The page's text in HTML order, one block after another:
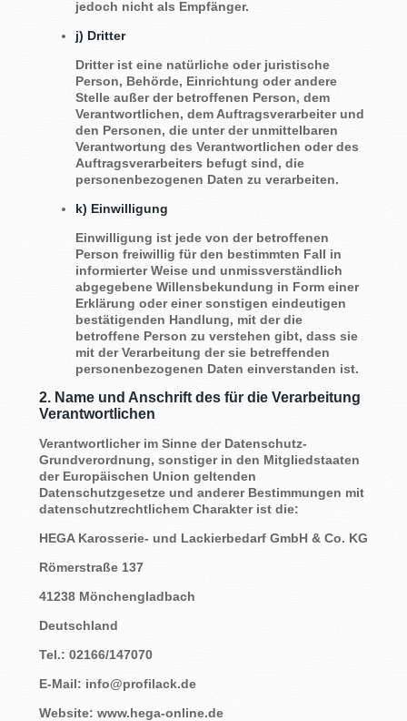
jedoch nicht als Empfänger.
j) Dritter
Dritter ist eine natürliche oder juristische
Person, Behörde, Einrichtung oder andere
Stelle außer der betroffenen Person, dem
Verantwortlichen, dem Auftragsverarbeiter und
den Personen, die unter der unmittelbaren
Verantwortung des Verantwortlichen oder des
Auftragsverarbeiters befugt sind, die
personenbezogenen Daten zu verarbeiten.
k) Einwilligung
Einwilligung ist jede von der betroffenen
Person freiwillig für den bestimmten Fall in
informierter Weise und unmissverständlich
abgegebene Willensbekundung in Form einer
Erklärung oder einer sonstigen eindeutigen
bestätigenden Handlung, mit der die
betroffene Person zu verstehen gibt, dass sie
mit der Verarbeitung der sie betreffenden
personenbezogenen Daten einverstanden ist.
2. Name und Anschrift des für die Verarbeitung
Verantwortlichen
Verantwortlicher im Sinne der Datenschutz-
Grundverordnung, sonstiger in den Mitgliedstaaten
der Europäischen Union geltenden
Datenschutzgesetze und anderer Bestimmungen mit
datenschutzrechtlichem Charakter ist die:
HEGA Karosserie- und Lackierbedarf GmbH & Co. KG
Römerstraße 137
41238 Mönchengladbach
Deutschland
Tel.: 02166/147070
E-Mail: info@profilack.de
Website: www.hega-online.de